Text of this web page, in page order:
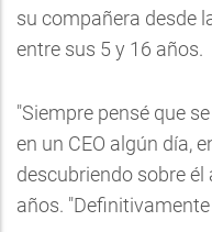
su compañera desde
entre sus 5 y 16 años.
"Siempre pensé que
en un CEO algún día,
descubriendo sobre él
años.